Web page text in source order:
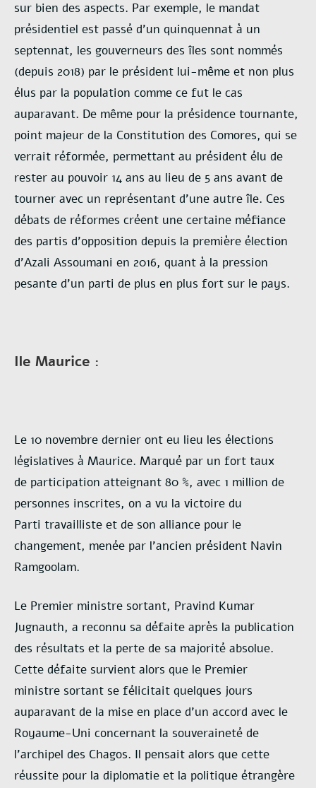
sur bien des aspects. Par exemple, le mandat
présidentiel est passé d’un quinquennat à un
septennat, les gouverneurs des îles sont nommés
(depuis 2018) par le président lui-même et non plus
élus par la population comme ce fut le cas
auparavant. De même pour la présidence tournante,
point majeur de la Constitution des Comores, qui se
verrait réformée, permettant au président élu de
rester au pouvoir 14 ans au lieu de 5 ans avant de
tourner avec un représentant d’une autre île. Ces
débats de réformes créent une certaine méfiance
des partis d’opposition depuis la première élection
d’Azali Assoumani en 2016, quant à la pression
pesante d’un parti de plus en plus fort sur le pays.
Ile Maurice :
Le 10 novembre dernier ont eu lieu les élections
législatives à Maurice. Marqué par un fort taux
de participation atteignant 80 %, avec 1 million de
personnes inscrites, on a vu la victoire du
Parti travailliste et de son alliance pour le
changement, menée par l’ancien président Navin
Ramgoolam.
Le Premier ministre sortant, Pravind Kumar
Jugnauth, a reconnu sa défaite après la publication
des résultats et la perte de sa majorité absolue.
Cette défaite survient alors que le Premier
ministre sortant se félicitait quelques jours
auparavant de la mise en place d’un accord avec le
Royaume-Uni concernant la souveraineté de
l’archipel des Chagos. Il pensait alors que cette
réussite pour la diplomatie et la politique étrangère